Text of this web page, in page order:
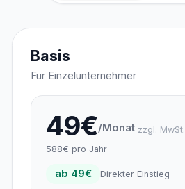
Basis
Für Einzelunternehmer
49€/Monat zzgl. MwSt.
588€ pro Jahr
ab 49€ Direkter Einstieg